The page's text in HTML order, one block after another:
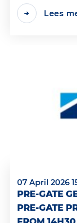
Lees
07 April 2026
PRE-GATE
PRE-GATE